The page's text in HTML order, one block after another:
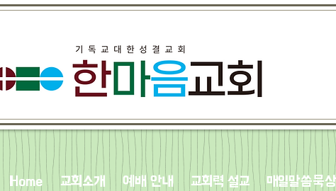
Home 교회소개 예배 안내 교회력 설교 매일말씀묵상